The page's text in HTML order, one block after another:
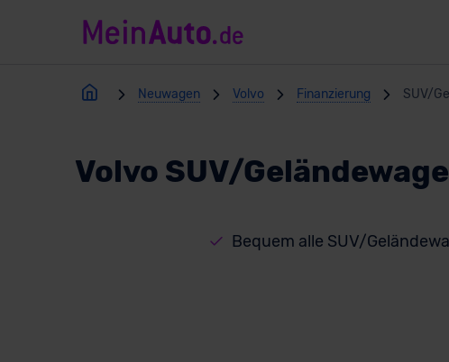
Neuwagen Volvo Finanzierung SUV/
Volvo SUV/
Bequem alle SUV/